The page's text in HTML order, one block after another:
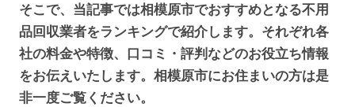
そこで、当記事では相模原市でおすすめとなる不用
品回収業者をランキングで紹介します。それぞれ各
社の料金や特徴、口コミ・評判などのお役立ち情報
をお伝えいたします。相模原市にお住まいの方は是
非一度ご覧ください。